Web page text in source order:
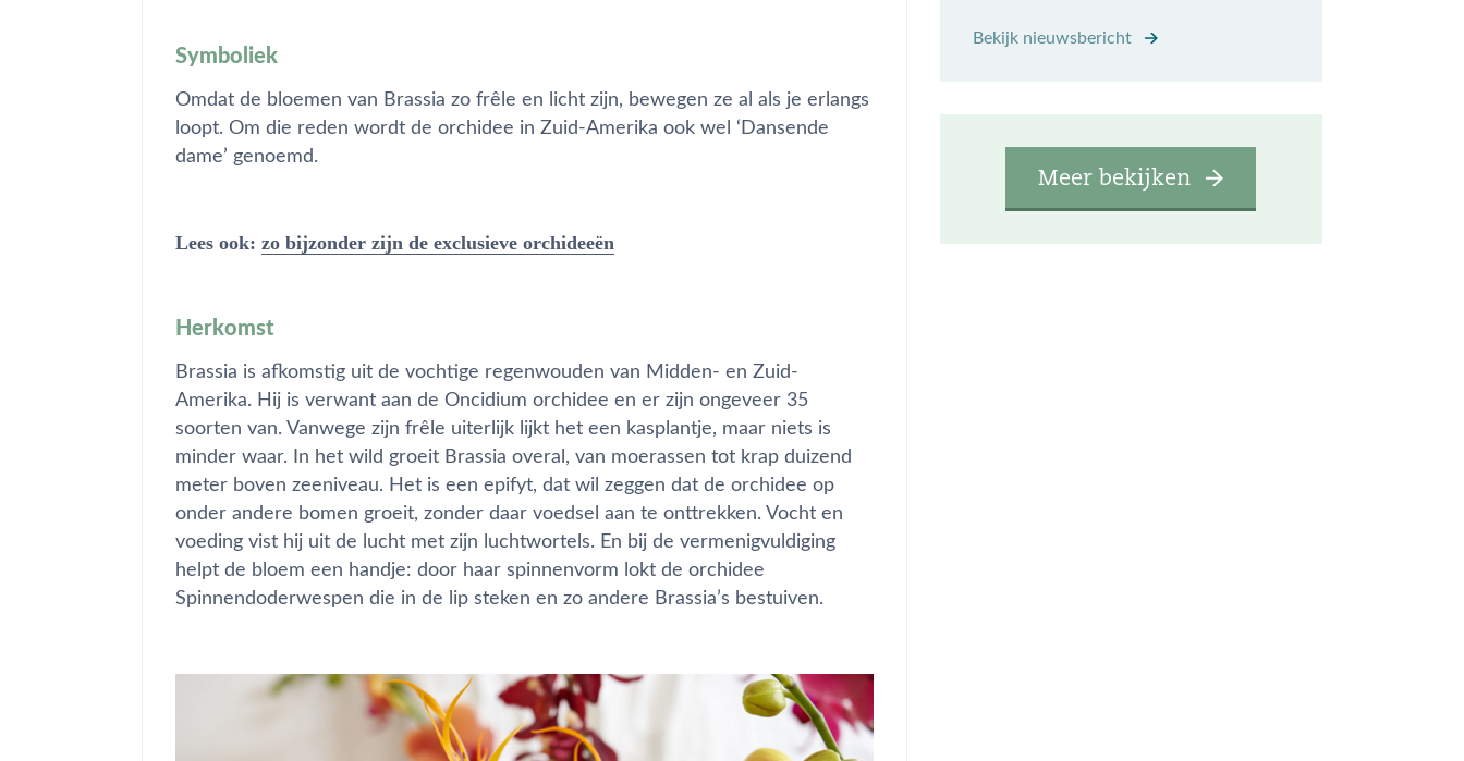
Symboliek
Omdat de bloemen van Brassia zo frêle en licht zijn, bewegen ze al als je erlangs
loopt. Om die reden wordt de orchidee in Zuid-Amerika ook wel ‘Dansende
dame’ genoemd.
Lees ook: zo bijzonder zijn de exclusieve orchideeën
Herkomst
Brassia is afkomstig uit de vochtige regenwouden van Midden- en Zuid-
Amerika. Hij is verwant aan de Oncidium orchidee en er zijn ongeveer 35
soorten van. Vanwege zijn frêle uiterlijk lijkt het een kasplantje, maar niets is
minder waar. In het wild groeit Brassia overal, van moerassen tot krap duizend
meter boven zeeniveau. Het is een epifyt, dat wil zeggen dat de orchidee op
onder andere bomen groeit, zonder daar voedsel aan te onttrekken. Vocht en
voeding vist hij uit de lucht met zijn luchtwortels. En bij de vermenigvuldiging
helpt de bloem een handje: door haar spinnenvorm lokt de orchidee
Spinnendoderwespen die in de lip steken en zo andere Brassia’s bestuiven.
Bekijk nieuwsbericht
Meer bekijken